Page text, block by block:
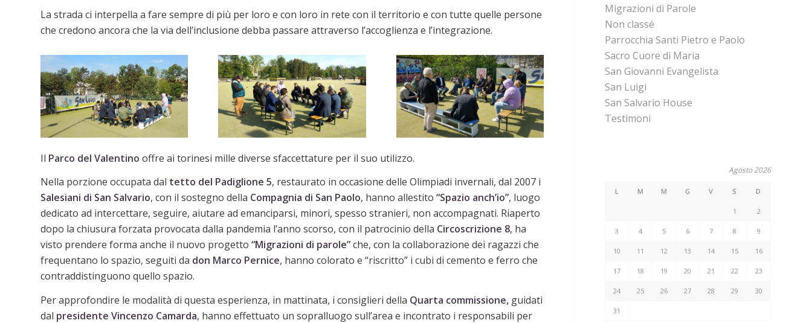
La strada ci interpella a fare sempre di più per loro e con loro in rete con il territorio e con tutte quelle persone
che credono ancora che la via dell’inclusione debba passare attraverso l’accoglienza e l’integrazione.
Il Parco del Valentino offre ai torinesi mille diverse sfaccettature per il suo utilizzo.
Nella porzione occupata dal tetto del Padiglione 5, restaurato in occasione delle Olimpiadi invernali, dal 2007 i
Salesiani di San Salvario, con il sostegno della Compagnia di San Paolo, hanno allestito “Spazio anch’io”, luogo
dedicato ad intercettare, seguire, aiutare ad emanciparsi, minori, spesso stranieri, non accompagnati. Riaperto
dopo la chiusura forzata provocata dalla pandemia l’anno scorso, con il patrocinio della Circoscrizione 8, ha
visto prendere forma anche il nuovo progetto “Migrazioni di parole”che, con la collaborazione dei ragazzi che
frequentano lo spazio, seguiti da don Marco Pernice, hanno colorato e “riscritto” i cubi di cemento e ferro che
contraddistinguono quello spazio.
Per approfondire le modalità di questa esperienza, in mattinata, i consiglieri della Quarta commissione, guidati
dal presidente Vincenzo Camarda, hanno effettuato un sopralluogo sull’area e incontrato i responsabili per
Migrazioni di Parole
Non classé
Parrocchia Santi Pietro e Paolo
Sacro Cuore di Maria
San Giovanni Evangelista
San Luigi
San Salvario House
Testimoni
Agosto 2026
L M M G V S D
1 2
3 4 5 6 7 8 9
10 11 12 13 14 15 16
17 18 19 20 21 22 23
24 25 26 27 28 29 30
31